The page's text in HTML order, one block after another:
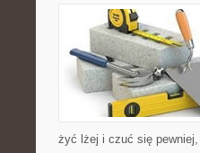
żyć lżej i czuć się